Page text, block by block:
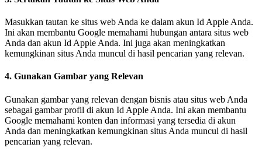
Masukkan tautan ke situs web Anda ke dalam akun Id Apple Anda.
Ini akan membantu Google memahami hubungan antara situs web
Anda dan akun Id Apple Anda. Ini juga akan meningkatkan
kemungkinan situs Anda muncul di hasil pencarian yang relevan.
4. Gunakan Gambar yang Relevan
Gunakan gambar yang relevan dengan bisnis atau situs web Anda
sebagai gambar profil di akun Id Apple Anda. Ini akan membantu
Google memahami konten dan informasi yang tersedia di akun
Anda dan meningkatkan kemungkinan situs Anda muncul di hasil
pencarian yang relevan.